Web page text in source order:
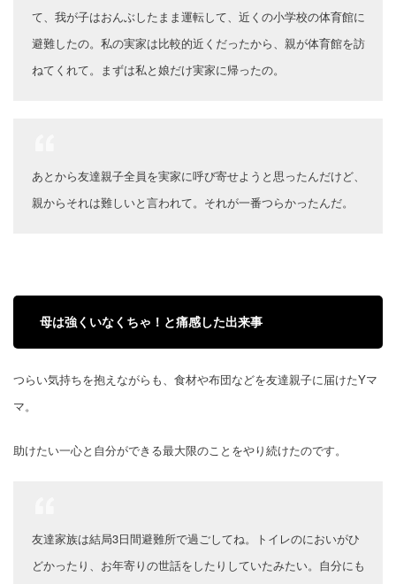
て、我が子はおんぶしたまま運転して、近くの小学校の体育館に
避難したの。私の実家は比較的近くだったから、親が体育館を訪
ねてくれて。まずは私と娘だけ実家に帰ったの。
あとから友達親子全員を実家に呼び寄せようと思ったんだけど、
親からそれは難しいと言われて。それが一番つらかったんだ。
母は強くいなくちゃ！と痛感した出来事
つらい気持ちを抱えながらも、食材や布団などを友達親子に届けたYマ
マ。
助けたい一心と自分ができる最大限のことをやり続けたのです。
友達家族は結局3日間避難所で過ごしてね。トイレのにおいがひ
どかったり、お年寄りの世話をしたりしていたみたい。自分にも